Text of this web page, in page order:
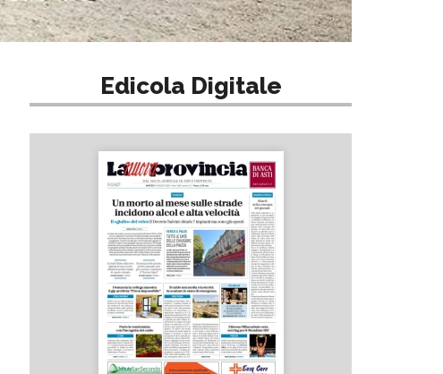
Edicola Digitale